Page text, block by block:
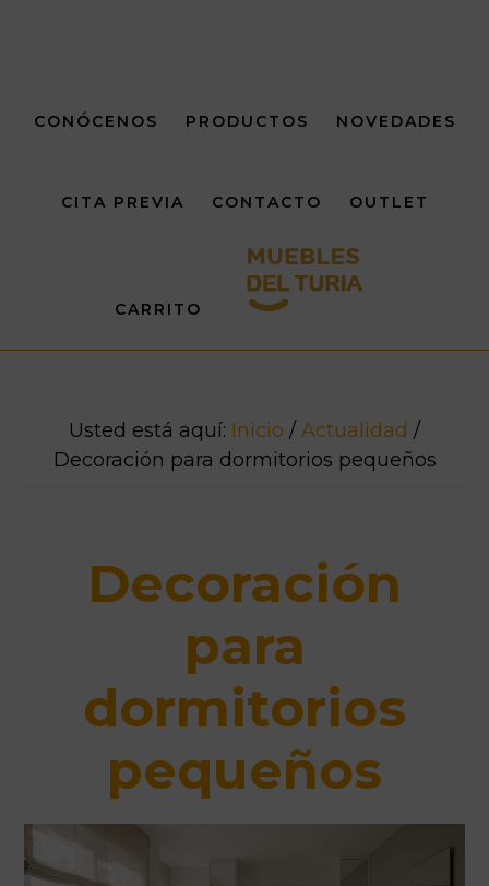
página
CONÓCENOS PRODUCTOS NOVEDADES
CITA PREVIA CONTACTO OUTLET
CARRITO
Usted está aquí: Inicio / Actualidad /
Decoración para dormitorios pequeños
Decoración
para
dormitorios
pequeños